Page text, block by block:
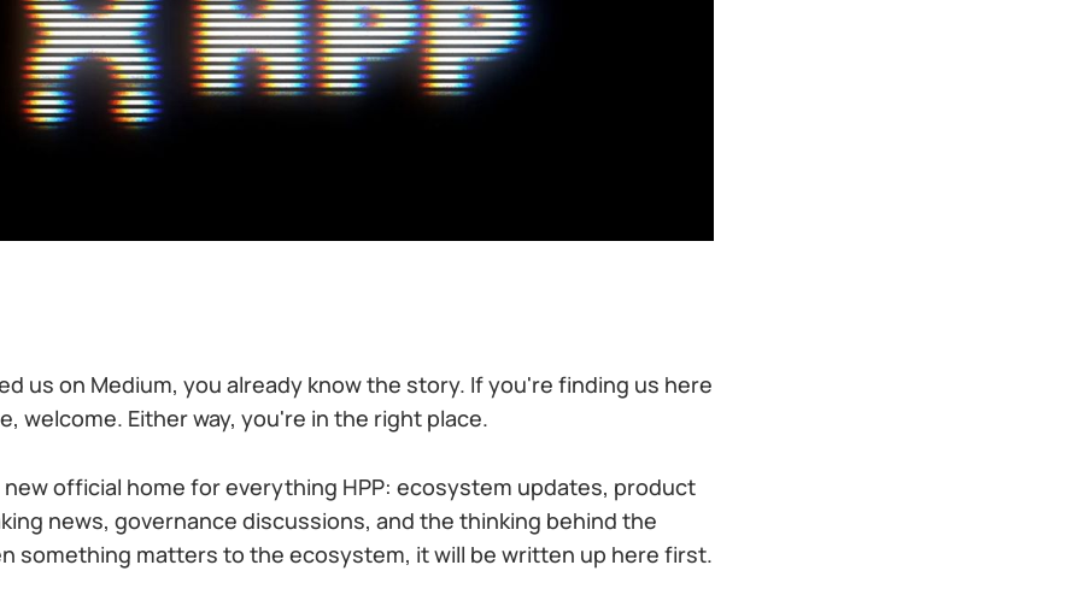
us on Medium, you already know the story. If you're finding us here
welcome. Either way, you're in the right place.
new official home for everything HPP: ecosystem updates, product
news, governance discussions, and the thinking behind the
something matters to the ecosystem, it will be written up here first.